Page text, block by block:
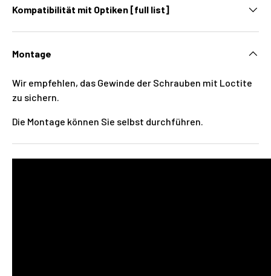
Kompatibilität mit Optiken [full list]
Montage
Wir empfehlen, das Gewinde der Schrauben mit Loctite
zu sichern.
Die Montage können Sie selbst durchführen.